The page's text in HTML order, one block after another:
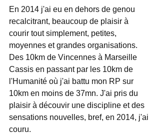
En 2014 j'ai eu en dehors de genou
recalcitrant, beaucoup de plaisir à
courir tout simplement, petites,
moyennes et grandes organisations.
Des 10km de Vincennes à Marseille
Cassis en passant par les 10km de
l'Humanité où j'ai battu mon RP sur
10km en moins de 37mn. J'ai pris du
plaisir à découvir une discipline et des
sensations nouvelles, bref, en 2014, j'ai
couru.